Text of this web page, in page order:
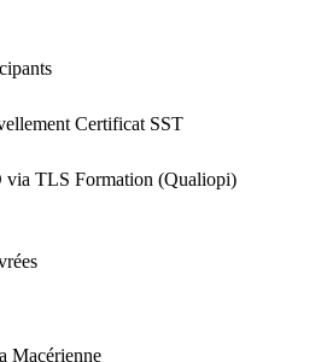
Certificat SST
via TLS Formation (Qualiopi)
Macérienne